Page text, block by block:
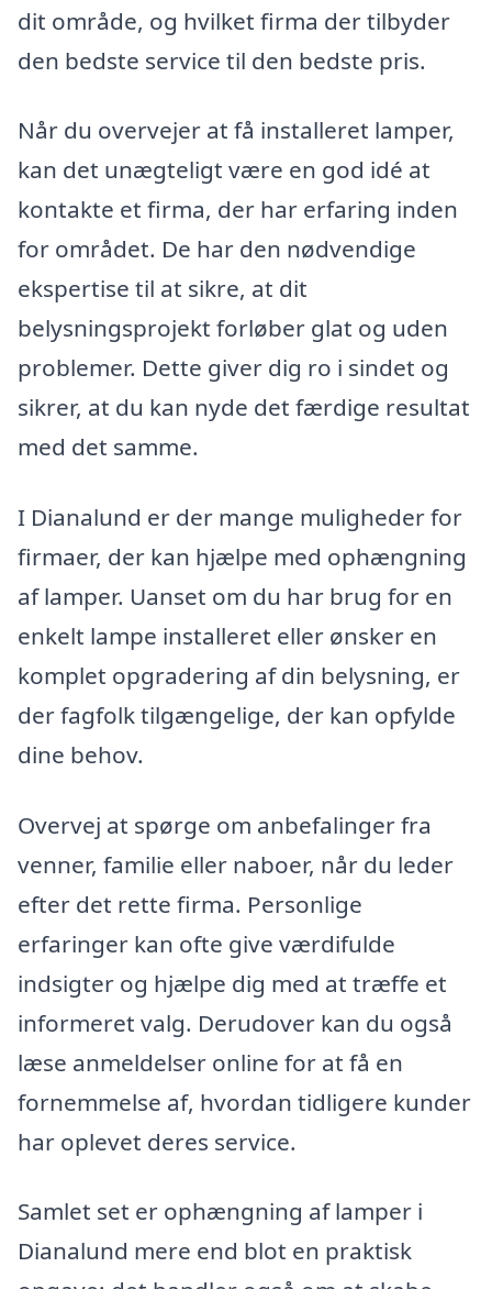
dit område, og hvilket firma der tilbyder
den bedste service til den bedste pris.
Når du overvejer at få installeret lamper,
kan det unægteligt være en god idé at
kontakte et firma, der har erfaring inden
for området. De har den nødvendige
ekspertise til at sikre, at dit
belysningsprojekt forløber glat og uden
problemer. Dette giver dig ro i sindet og
sikrer, at du kan nyde det færdige resultat
med det samme.
I Dianalund er der mange muligheder for
firmaer, der kan hjælpe med ophængning
af lamper. Uanset om du har brug for en
enkelt lampe installeret eller ønsker en
komplet opgradering af din belysning, er
der fagfolk tilgængelige, der kan opfylde
dine behov.
Overvej at spørge om anbefalinger fra
venner, familie eller naboer, når du leder
efter det rette firma. Personlige
erfaringer kan ofte give værdifulde
indsigter og hjælpe dig med at træffe et
informeret valg. Derudover kan du også
læse anmeldelser online for at få en
fornemmelse af, hvordan tidligere kunder
har oplevet deres service.
Samlet set er ophængning af lamper i
Dianalund mere end blot en praktisk